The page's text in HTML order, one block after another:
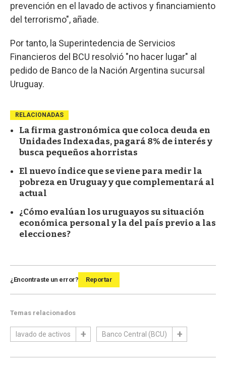
prevención en el lavado de activos y financiamiento
del terrorismo", añade.
Por tanto, la Superintedencia de Servicios
Financieros del BCU resolvió "no hacer lugar" al
pedido de Banco de la Nación Argentina sucursal
Uruguay.
RELACIONADAS
La firma gastronómica que coloca deuda en
Unidades Indexadas, pagará 8% de interés y
busca pequeños ahorristas
El nuevo índice que se viene para medir la
pobreza en Uruguay y que complementará al
actual
¿Cómo evalúan los uruguayos su situación
económica personal y la del país previo a las
elecciones?
¿Encontraste un error? Reportar
Temas relacionados
lavado de activos Banco Central (BCU)